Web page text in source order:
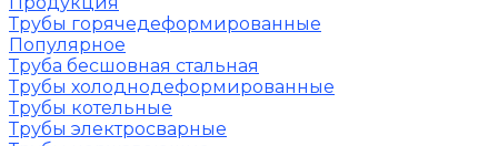
Трубы горячедеформированные
Популярное
Труба бесшовная стальная
Трубы холоднодеформированные
Трубы котельные
Трубы электросварные